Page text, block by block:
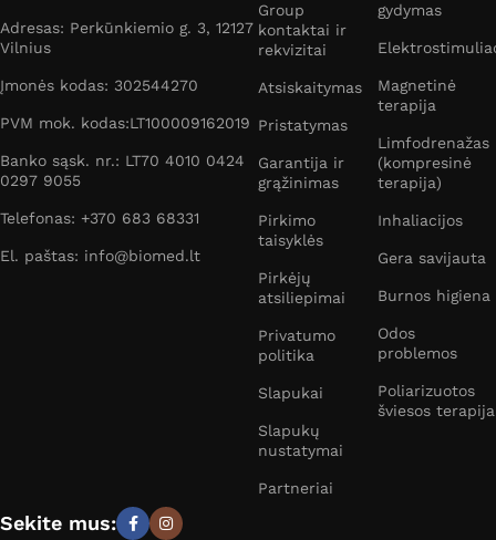
Adresas: Perkūnkiemio g. 3, 12127
Vilnius
Įmonės kodas: 302544270
PVM mok. kodas:LT100009162019
Banko sąsk. nr.: LT70 4010 0424
0297 9055
Telefonas: +370 683 68331
El. paštas: info@biomed.lt
Group
kontaktai ir
rekvizitai
Atsiskaitymas
Pristatymas
Garantija ir
grąžinimas
Pirkimo
taisyklės
Pirkėjų
atsiliepimai
Privatumo
politika
Slapukai
Slapukų
nustatymai
Partneriai
gydymas
Magnetinė
terapija
Limfodrenažas
(kompresinė
terapija)
Inhaliacijos
Gera savijauta
Burnos higiena
Odos
problemos
Poliarizuotos
šviesos terapija
Sekite mus: